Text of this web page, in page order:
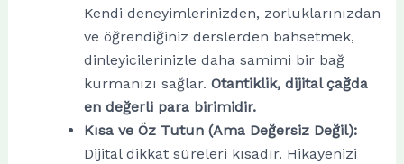
Kendi deneyimlerinizden, zorluklarınızdan
ve öğrendiğiniz derslerden bahsetmek,
dinleyicilerinizle daha samimi bir bağ
kurmanızı sağlar. Otantiklik, dijital çağda
en değerli para birimidir.
Kısa ve Öz Tutun (Ama Değersiz Değil):
Dijital dikkat süreleri kısadır. Hikayenizi